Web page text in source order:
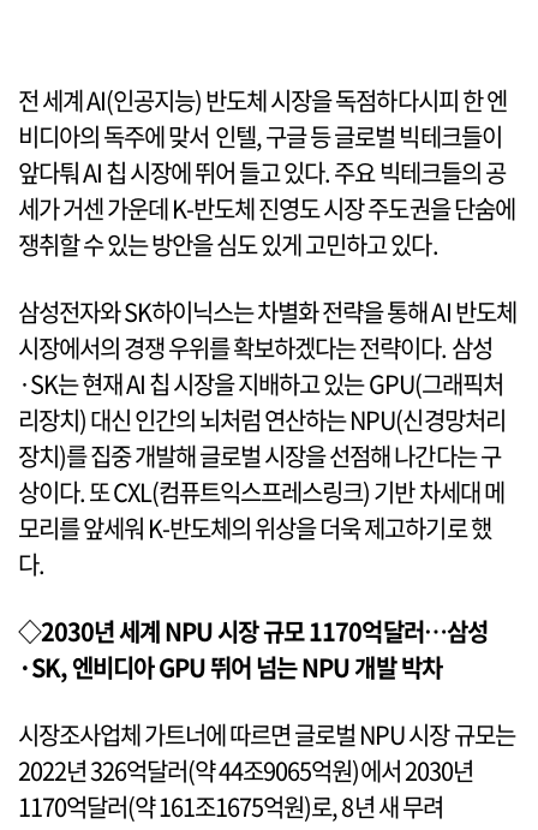
전 세계 AI(인공지능) 반도체 시장을 독점하다시피 한 엔
비디아의 독주에 맞서 인텔, 구글 등 글로벌 빅테크들이
앞다퉈 AI 칩 시장에 뛰어 들고 있다. 주요 빅테크들의 공
세가 거센 가운데 K-반도체 진영도 시장 주도권을 단숨에
쟁취할 수 있는 방안을 심도 있게 고민하고 있다.
삼성전자와 SK하이닉스는 차별화 전략을 통해 AI 반도체
시장에서의 경쟁 우위를 확보하겠다는 전략이다. 삼성
·SK는 현재 AI 칩 시장을 지배하고 있는 GPU(그래픽처
리장치) 대신 인간의 뇌처럼 연산하는 NPU(신경망처리
장치)를 집중 개발해 글로벌 시장을 선점해 나간다는 구
상이다. 또 CXL(컴퓨트익스프레스링크) 기반 차세대 메
모리를 앞세워 K-반도체의 위상을 더욱 제고하기로 했
다.
◇2030년 세계 NPU 시장 규모 1170억달러…삼성
·SK, 엔비디아 GPU 뛰어 넘는 NPU 개발 박차
시장조사업체 가트너에 따르면 글로벌 NPU 시장 규모는
2022년 326억달러(약 44조9065억원)에서 2030년
1170억달러(약 161조1675억원)로, 8년 새 무려